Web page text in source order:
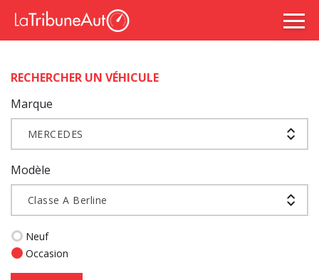
RECHERCHER UN VÉHICULE
Marque
MERCEDES
Modèle
Classe A Berline
Neuf
Occasion